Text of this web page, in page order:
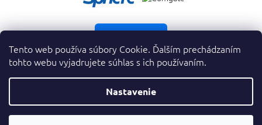
Tento web používa súbory Cookie. Ďalším prechádzaním
tohto webu vyjadrujete súhlas s ich používaním.
Nastavenie
Copyright 2026krasnevone.sk. Všetky práva vyhradené.
Prevodník